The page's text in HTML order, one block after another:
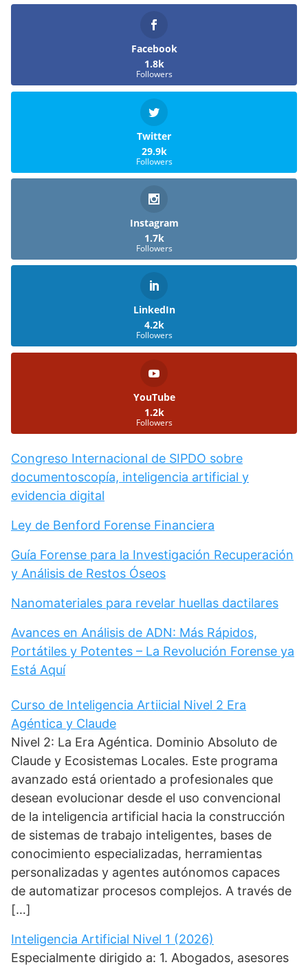
Facebook
1.8k
Followers
Twitter
29.9k
Followers
Instagram
1.7k
Followers
LinkedIn
4.2k
Followers
YouTube
1.2k
Followers
Congreso Internacional de SIPDO sobre
documentoscopía, inteligencia artificial y
evidencia digital
Ley de Benford Forense Financiera
Guía Forense para la Investigación Recuperación
y Análisis de Restos Óseos
Nanomateriales para revelar huellas dactilares
Avances en Análisis de ADN: Más Rápidos,
Portátiles y Potentes – La Revolución Forense ya
Está Aquí
Curso de Inteligencia Artiicial Nivel 2 Era
Agéntica y Claude
Nivel 2: La Era Agéntica. Dominio Absoluto de
Claude y Ecosistemas Locales. Este programa
avanzado está orientado a profesionales que
desean evolucionar desde el uso convencional
de la inteligencia artificial hacia la construcción
de sistemas de trabajo inteligentes, bases de
conocimiento especializadas, herramientas
personalizadas y agentes autónomos capaces
de automatizar procesos complejos. A través de
[…]
Inteligencia Artificial Nivel 1 (2026)
Especialmente dirigido a: 1. Abogados, asesores